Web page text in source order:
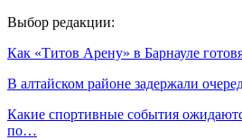
Выбор редакции:
Как «Титов Арену» в Барнауле
В алтайском районе задержали
Какие спортивные события
по…